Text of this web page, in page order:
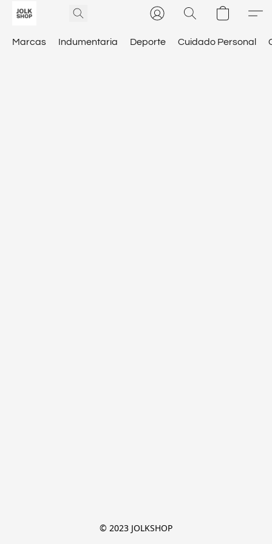
Marcas Indumentaria Deporte Cuidado Personal
© 2023 JOLKSHOP